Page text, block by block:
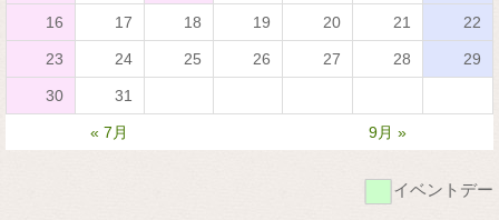
16 17 18 19 20 21 22
23 24 25 26 27 28 29
30 31
« 7月 9月 »
■イベントデー